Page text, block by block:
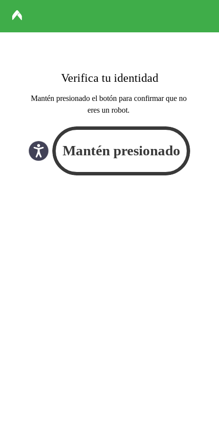
Verifica tu identidad
Mantén presionado el botón para confirmar que no
eres un robot.